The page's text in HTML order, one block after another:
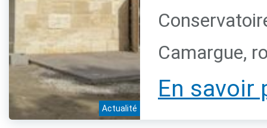
Actualité
Camargue,
En savoir